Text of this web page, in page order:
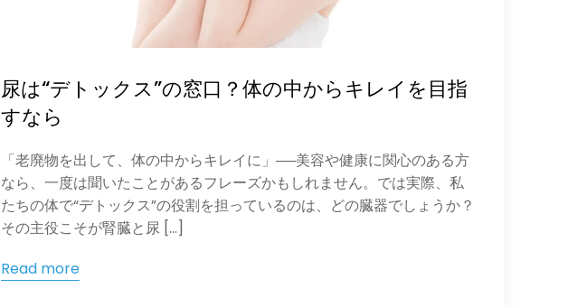
尿は“デトックス”の窓口？体の中からキレイを目指
すなら
「老廃物を出して、体の中からキレイに」──美容や健康に関心のある方
なら、一度は聞いたことがあるフレーズかもしれません。では実際、私
たちの体で“デトックス”の役割を担っているのは、どの臓器でしょうか？
その主役こそが腎臓と尿 […]
Read more